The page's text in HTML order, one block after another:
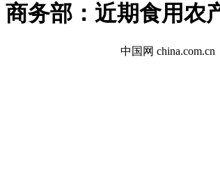
商务部：近期食用农
中国网